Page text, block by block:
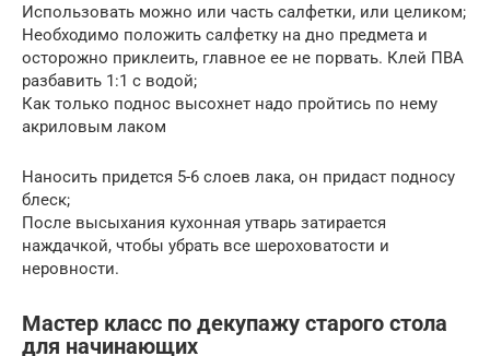
Использовать можно или часть салфетки, или целиком;
Необходимо положить салфетку на дно предмета и
осторожно приклеить, главное ее не порвать. Клей ПВА
разбавить 1:1 с водой;
Как только поднос высохнет надо пройтись по нему
акриловым лаком
Наносить придется 5-6 слоев лака, он придаст подносу
блеск;
После высыхания кухонная утварь затирается
наждачкой, чтобы убрать все шероховатости и
неровности.
Мастер класс по декупажу старого стола
для начинающих